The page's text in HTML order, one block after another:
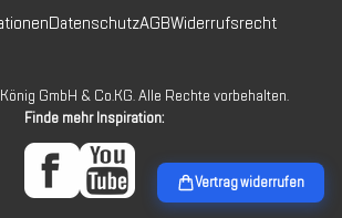
DatenschutzAGBWiderrufsrecht
GmbH & Co.KG. Alle Rechte vorbehalten.
Finde mehr Inspiration:
Vertrag widerrufen